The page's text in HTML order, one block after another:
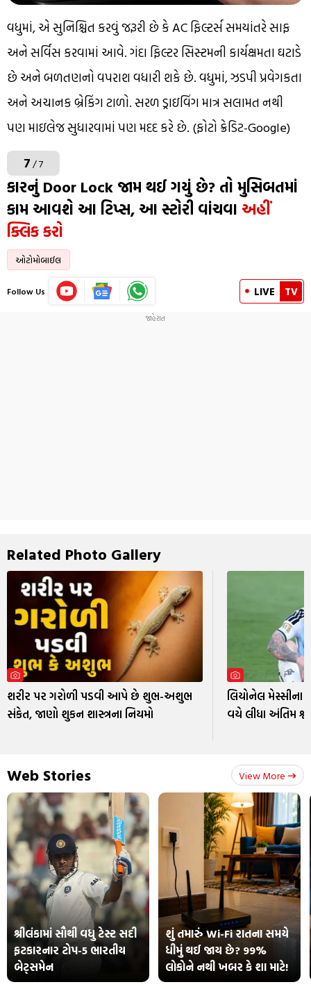
વધુમાં, એ સુનિશ્ચિત કરવું જરૂરી છે કે AC ફિલ્ટર્સ સમયાંતરે સાફ
અને સર્વિસ કરવામાં આવે. ગંદા ફિલ્ટર સિસ્ટમની કાર્યક્ષમતા ઘટાડે
છે અને બળતણનો વપરાશ વધારી શકે છે. વધુમાં, ઝડપી પ્રવેગકતા
અને અચાનક બ્રેકિંગ ટાળો. સરળ ડ્રાઇવિંગ માત્ર સલામત નથી
પણ માઇલેજ સુધારવામાં પણ મદદ કરે છે. (ફોટો ક્રેડિટ-Google)
7/ 7
કારનું Door Lock જામ થઈ ગયું છે? તો મુસિબતમાં
કામ આવશે આ ટિપ્સ, આ સ્ટોરી વાંચવા અહીં
ક્લિક કરો
ઓટોમોબાઈલ
Follow Us LIVE TV
Related Photo Gallery
શરીર પર ગરોળી પડવી આપે છે શુભ-અશુભ
સંકેત, જાણો શુકન શાસ્ત્રના નિયમો
લિયોનેલ મેસ્સીના
વયે લીધા અંતિમ
Web Stories View More
શ્રીલંકામાં સૌથી વધુ ટેસ્ટ સદી
ફટકારનાર ટોપ-5 ભારતીય
બેટ્સમેન
શું તમારું Wi-Fi રાતના સમયે
ધીમું થઈ જાય છે? 99%
લોકોને નથી ખબર કે શા માટે!